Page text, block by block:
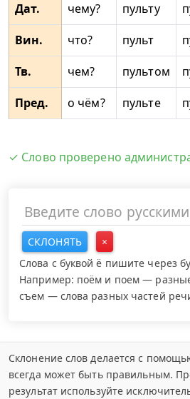
Дат.
чему? пульту
Вин.
что? пульт
Тв.
чем? пультом
Пред.
о чём? пульте
✓ Слово проверено
СКЛОНЯТЬ
×
Слова с буквой ё пишите через
Например: поём и поем —
съем — слова разных частей
Склонение слов делается с
всегда может быть правильным.
результат используйте